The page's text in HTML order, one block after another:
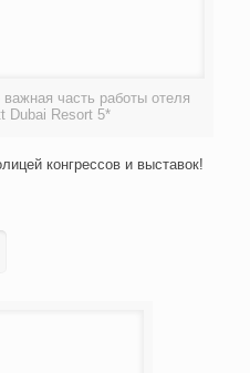
часть работы отеля
Dubai Resort 5*
конгрессов и выставок!